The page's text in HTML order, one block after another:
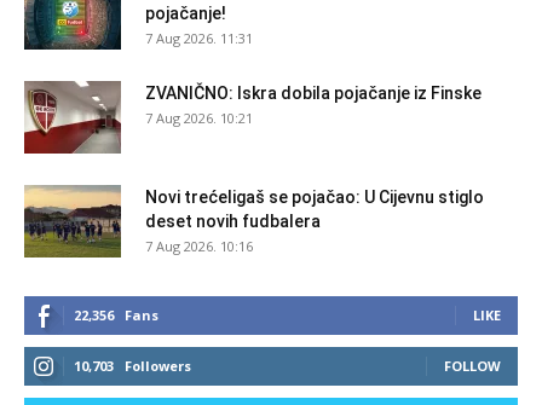
pojačanje!
7 Aug 2026. 11:31
ZVANIČNO: Iskra dobila pojačanje iz Finske
7 Aug 2026. 10:21
Novi trećeligaš se pojačao: U Cijevnu stiglo
deset novih fudbalera
7 Aug 2026. 10:16
22,356 Fans LIKE
10,703 Followers FOLLOW